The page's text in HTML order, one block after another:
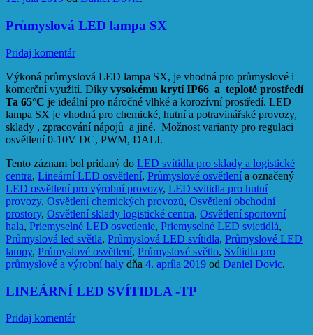
Průmyslová LED lampa SX
Pridaj komentár
Výkoná průmyslová LED lampa SX, je vhodná pro průmyslové i
komerční využití. Díky vysokému krytí IP66 a teplotě prostředí
Ta 65°C je ideální pro náročné vlhké a korozívní prostředí. LED
lampa SX je vhodná pro chemické, hutní a potravinářské provozy,
sklady , zpracování nápojů a jiné. Možnost varianty pro regulaci
osvětlení 0-10V DC, PWM, DALI.
Tento záznam bol pridaný do LED svítidla pro sklady a logistické
centra, Lineární LED osvětlení, Průmyslové osvětlení a označený
LED osvětlení pro výrobní provozy, LED svitidla pro hutní
provozy, Osvětlení chemických provozů, Osvětlení obchodní
prostory, Osvětlení sklady logistické centra, Osvětlení sportovní
hala, Priemyselné LED osvetlenie, Priemyselné LED svietidlá,
Průmyslová led světla, Průmyslová LED svítidla, Průmyslové LED
lampy, Průmyslové osvětlení, Průmyslové světlo, Svítidla pro
průmyslové a výrobní haly dňa 4. apríla 2019 od Daniel Dovic.
LINEÁRNÍ LED SVÍTIDLA -TP
Pridaj komentár